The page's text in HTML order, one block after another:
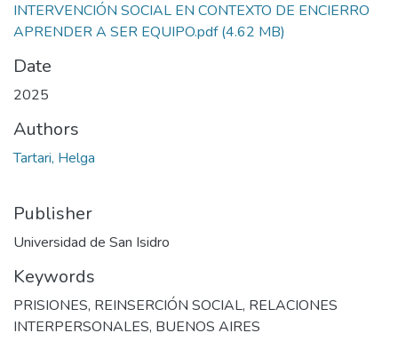
INTERVENCIÓN SOCIAL EN CONTEXTO DE ENCIERRO
APRENDER A SER EQUIPO.pdf(4.62 MB)
Date
2025
Authors
Tartari, Helga
Publisher
Universidad de San Isidro
Keywords
PRISIONES, REINSERCIÓN SOCIAL, RELACIONES
INTERPERSONALES, BUENOS AIRES